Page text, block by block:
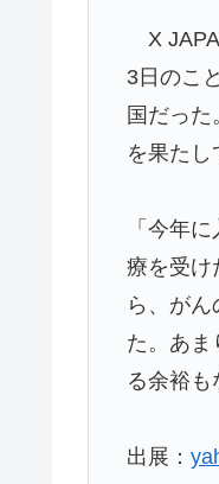
X
3日のこ
国だっ
を果たし
「今年
療を受け
ら、が
た。あま
る余裕も
出展：